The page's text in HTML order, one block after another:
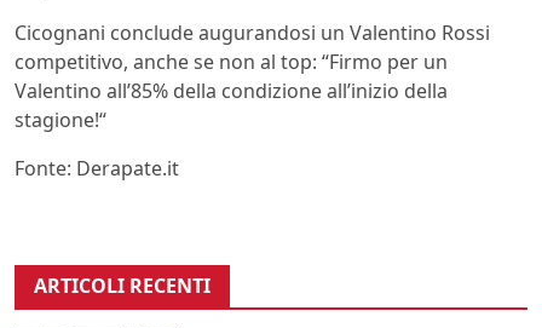
Cicognani conclude augurandosi un Valentino Rossi
competitivo, anche se non al top: “Firmo per un
Valentino all’85% della condizione all’inizio della
stagione!“
Fonte: Derapate.it
ARTICOLI RECENTI